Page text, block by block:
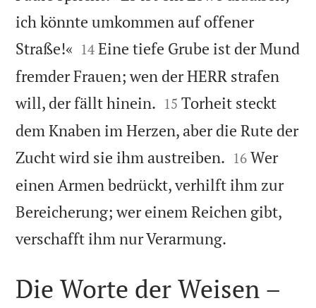
ich könnte umkommen auf offener
Straße!« 

14 Eine tiefe Grube ist der Mund
fremder Frauen; wen der HERR strafen
will, der fällt hinein. 

15 Torheit steckt
dem Knaben im Herzen, aber die Rute der
Zucht wird sie ihm austreiben. 

16 Wer
einen Armen bedrückt, verhilft ihm zur
Bereicherung; wer einem Reichen gibt,
verschafft ihm nur Verarmung.
Die Worte der Weisen –